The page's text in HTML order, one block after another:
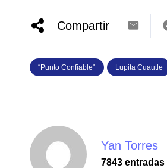
Compartir
“Punto Confiable" Lupita Cuautle
Yan Torres
7843 entradas